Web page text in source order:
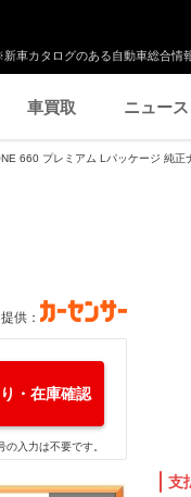
車カタログのある自動車総合情
車買取 ニュース
660 プレミアム Lパッケージ 純
提供：
・在庫確認
入力は不要です。
支